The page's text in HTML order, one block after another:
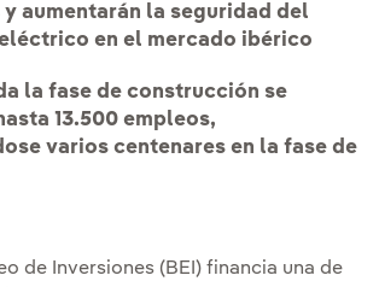
aumentarán la seguridad del
en el mercado ibérico
la fase de construcción se
13.500 empleos,
varios centenares en la fase de
de Inversiones (BEI) financia una de